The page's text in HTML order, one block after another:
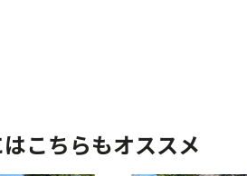
こちらもオススメ